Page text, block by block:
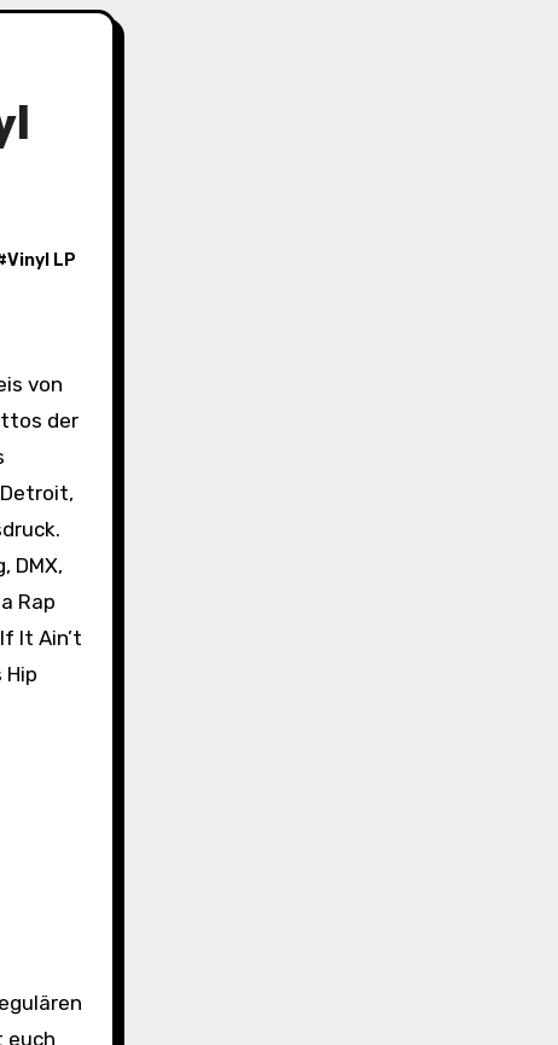
Vinyl LP
der
DMX,
Rap
It Ain’t
euch